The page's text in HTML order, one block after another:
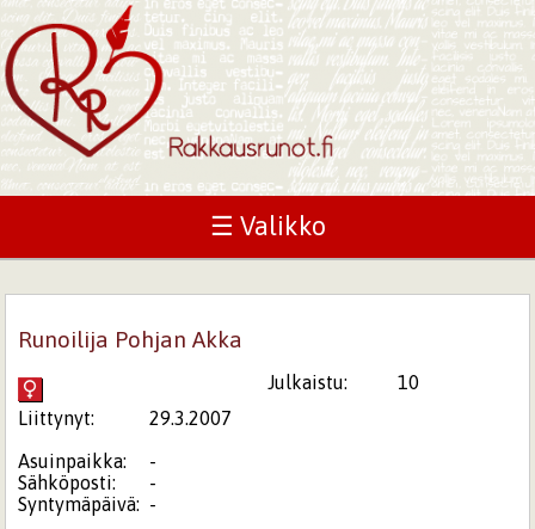
☰ Valikko
Runoilija Pohjan Akka
Julkaistu:
10
Liittynyt:
29.3.2007
Asuinpaikka:
-
Sähköposti:
-
Syntymäpäivä: -